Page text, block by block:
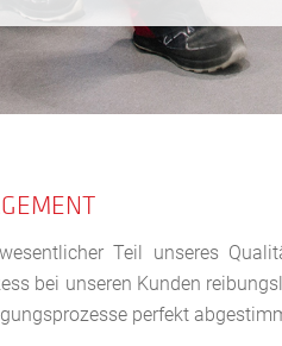
Teil unseres
bei unseren Kunden
perfekt